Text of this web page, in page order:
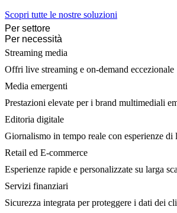
Scopri tutte le nostre soluzioni
Per settore
Per necessità
Streaming media
Offri live streaming e on-demand eccezionale
Media emergenti
Prestazioni elevate per i brand multimediali
Editoria digitale
Giornalismo in tempo reale con esperienze di
Retail ed E-commerce
Esperienze rapide e personalizzate su larga
Servizi finanziari
Sicurezza integrata per proteggere i dati dei